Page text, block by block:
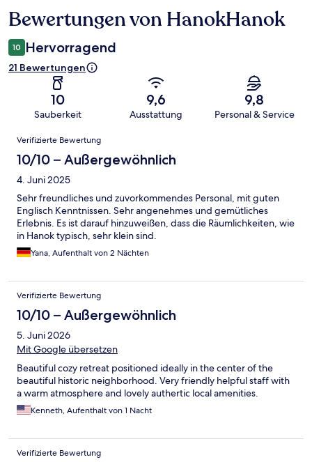
Bewertungen
Bewertungen von HanokHanok
10 Hervorragend
21 Bewertungen
10
Sauberkeit
9,6
Ausstattung
9,8
Personal & Service
Bewertungen
Verifizierte Bewertung
10/10 – Außergewöhnlich
4. Juni 2025
Sehr freundliches und zuvorkommendes Personal, mit guten
Englisch Kenntnissen. Sehr angenehmes und gemütliches
Erlebnis. Es ist darauf hinzuweißen, dass die Räumlichkeiten, wie
in Hanok typisch, sehr klein sind.
Yana, Aufenthalt von 2 Nächten
Verifizierte Bewertung
10/10 – Außergewöhnlich
5. Juni 2026
Mit Google übersetzen
Beautiful cozy retreat positioned ideally in the center of the
beautiful historic neighborhood. Very friendly helpful staff with
a warm atmosphere and lovely authertic local amenities.
Kenneth, Aufenthalt von 1 Nacht
Verifizierte Bewertung